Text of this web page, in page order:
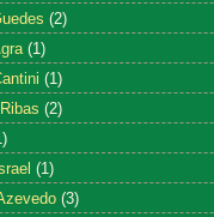
(2)
(1)
(1)
(2)
(1)
(3)